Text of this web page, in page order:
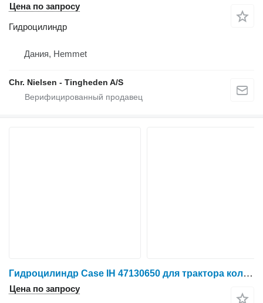
Цена по запросу
Гидроцилиндр
Дания, Hemmet
Chr. Nielsen - Tingheden A/S
Гидроцилиндр Case IH 47130650 для трактора колесного Case MXU 135
Цена по запросу